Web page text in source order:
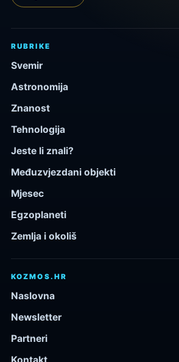
RUBRIKE
Svemir
Astronomija
Znanost
Tehnologija
Jeste li znali?
Međuzvjezdani objekti
Mjesec
Egzoplaneti
Zemlja i okoliš
KOZMOS.HR
Naslovna
Newsletter
Partneri